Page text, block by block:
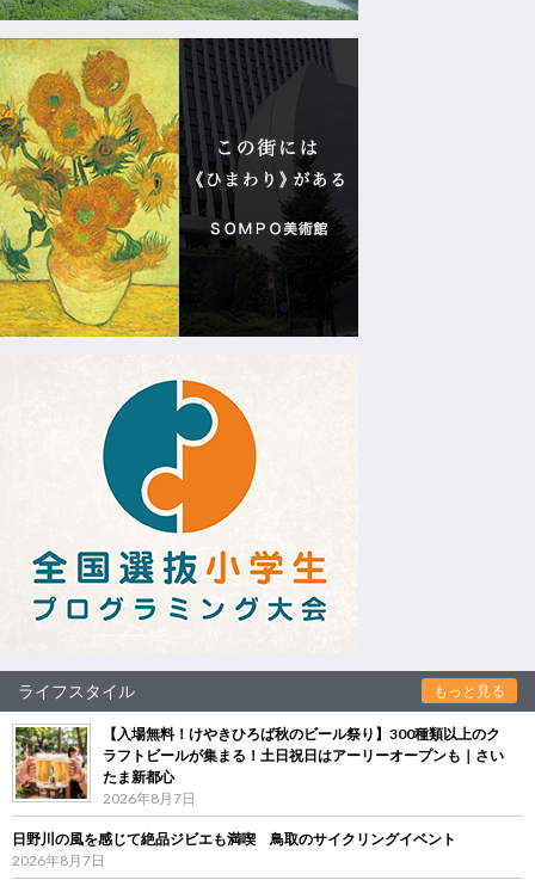
ライフスタイル もっと見る
【入場無料！けやきひろば秋のビール祭り】300種類以上のク
ラフトビールが集まる！土日祝日はアーリーオープンも｜さい
たま新都心
2026年8月7日
日野川の風を感じて絶品ジビエも満喫 鳥取のサイクリングイベント
2026年8月7日